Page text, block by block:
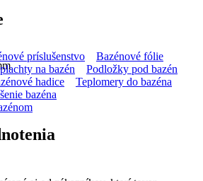
príslušenstvo
Bazénové fólie
na bazén
Podložky pod bazén
hadice
Teplomery do bazéna
bazéna